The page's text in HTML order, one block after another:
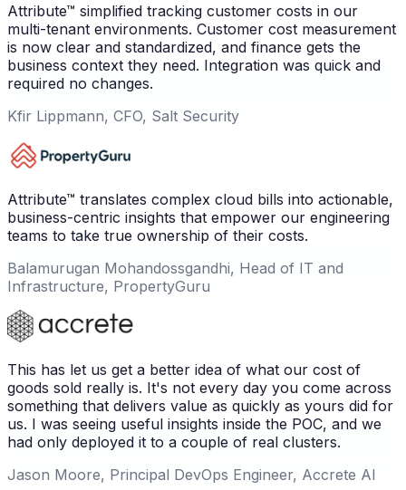
Attribute™ simplified tracking customer costs in our
multi-tenant environments. Customer cost measurement
is now clear and standardized, and finance gets the
business context they need. Integration was quick and
required no changes.
Kfir Lippmann, CFO, Salt Security
Attribute™ translates complex cloud bills into actionable,
business-centric insights that empower our engineering
teams to take true ownership of their costs.
Balamurugan Mohandossgandhi, Head of IT and
Infrastructure, PropertyGuru
This has let us get a better idea of what our cost of
goods sold really is. It's not every day you come across
something that delivers value as quickly as yours did for
us. I was seeing useful insights inside the POC, and we
had only deployed it to a couple of real clusters.
Jason Moore, Principal DevOps Engineer, Accrete AI